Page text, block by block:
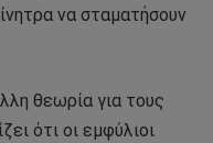
να σταματήσουν
θεωρία για τους
ότι οι εμφύλιοι